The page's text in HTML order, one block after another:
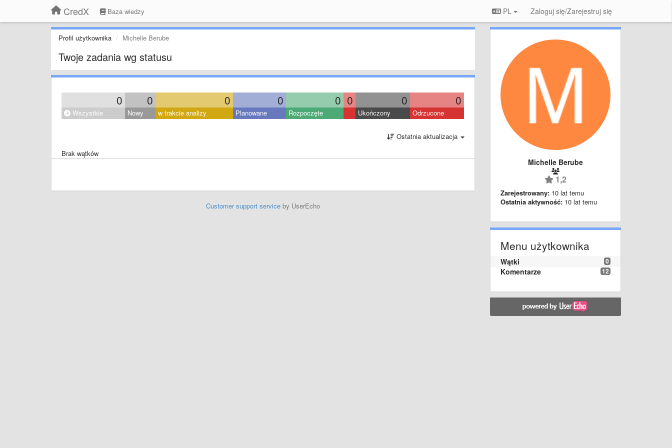
CredX Baza wiedzy PL Zaloguj się/Zarejestruj się
Profil użytkownika Michelle Berube
Twoje zadania wg statusu
0 0 0 0 0 0 0 0
Wszystkie Nowy w trakcie analizy Planowane Rozpoczęte Ukończony Odrzucone
Ostatnia aktualizacja
Brak wątków
Customer support serviceby UserEcho
Michelle Berube
1,2
Zarejestrowany: 10 lat temu
Ostatnia aktywność: 10 lat temu
Menu użytkownika
0
Wątki
12
Komentarze